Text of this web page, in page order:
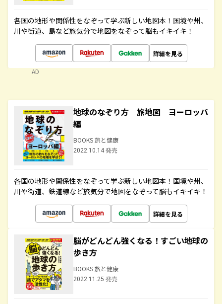
各国の地形や関係性をなぞって学ぶ新しい地図本！国境や州、
川や街道、島など旅気分で地図をなぞって脳もイキイキ！
詳細を見る
AD
地球のなぞり方 旅地図 ヨーロッパ
編
BOOKS 旅と健康
2022.10.14 発売
各国の地形や関係性をなぞって学ぶ新しい地図本！国境や州、
川や街道、鉄道線など旅気分で地図をなぞって脳もイキイキ！
詳細を見る
脳がどんどん強くなる！すごい地球の
歩き方
BOOKS 旅と健康
2022.11.25 発売